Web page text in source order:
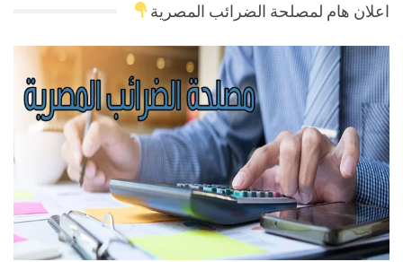
اعلان هام لمصلحة الضرائب المصرية